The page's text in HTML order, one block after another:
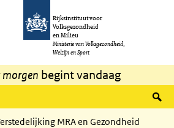
gaan
Rijksinstituut voor
Volksgezondheid
en Milieu
Ministerie van Volksgezondheid,
Welzijn en Sport
morgen begint vandaag
MRA en Gezondheid